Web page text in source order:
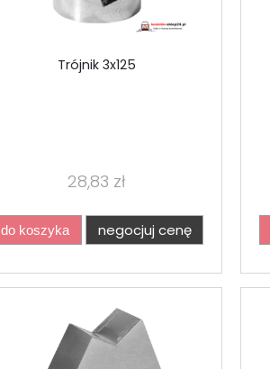
Trójnik 3x125
28,83 zł
do koszyka negocjuj cenę